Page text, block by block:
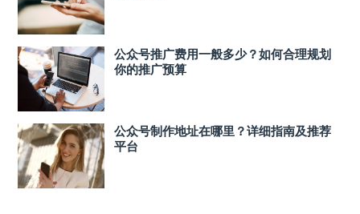
公众号推广费用一般多少？如何合理规划
你的推广预算
公众号制作地址在哪里？详细指南及推荐
平台